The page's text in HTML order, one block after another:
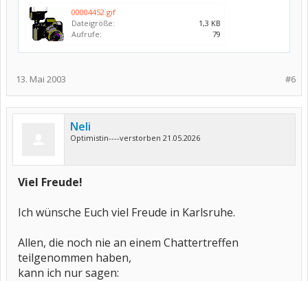
00004452.gif
Dateigröße:
1,3 KB
Aufrufe:
79
#6
13. Mai 2003
Neli
Optimistin----verstorben 21.05.2026
Viel Freude!
Ich wünsche Euch viel Freude in Karlsruhe.
Allen, die noch nie an einem Chattertreffen
teilgenommen haben,
kann ich nur sagen: